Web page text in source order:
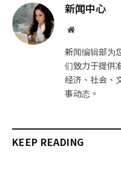
新闻中心
网
新闻编辑部为
们致力于提供
经济、社会、
事动态。
KEEP READING